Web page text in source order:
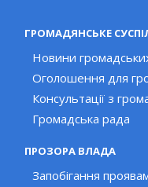
ГРОМАДЯНСЬКЕ
Новини
Оголошення для
Консультації з
Громадська рада
ПРОЗОРА ВЛАДА
Запобігання